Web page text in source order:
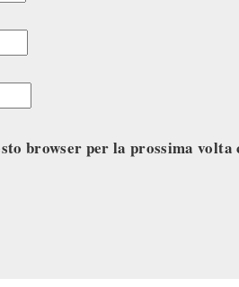
browser per la prossima volta